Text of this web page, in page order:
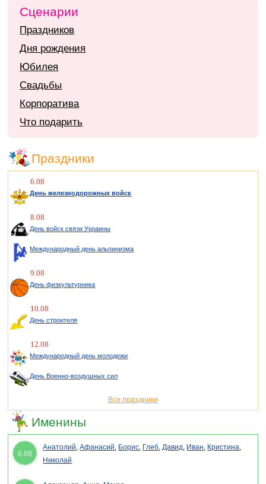
Сценарии
Праздников
Дня рождения
Юбилея
Свадьбы
Корпоратива
Что подарить
Праздники
6.08
День железнодорожных войск
8.08
День войск связи Украины
Международный день альпинизма
9.08
День физкультурника
10.08
День строителя
12.08
Международный день молодежи
День Военно-воздушных сил
Все праздники
Именины
6.08
Анатолий,Афанасий, Борис, Глеб,Давид, Иван, Кристина,
Николай